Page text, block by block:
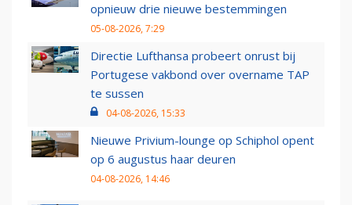
opnieuw drie nieuwe bestemmingen
05-08-2026, 7:29
Directie Lufthansa probeert onrust bij
Portugese vakbond over overname TAP
te sussen
04-08-2026, 15:33
Nieuwe Privium-lounge op Schiphol opent
op 6 augustus haar deuren
04-08-2026, 14:46